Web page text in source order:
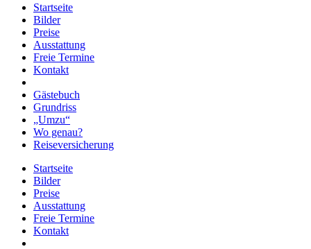
Startseite
Bilder
Preise
Ausstattung
Freie Termine
Kontakt
Gästebuch
Grundriss
„Umzu“
Wo genau?
Reiseversicherung
Startseite
Bilder
Preise
Ausstattung
Freie Termine
Kontakt